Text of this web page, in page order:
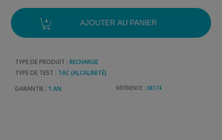
TYPE DE PRODUIT : RECHARGE
TYPE DE TEST : TAC (ALCALINITÉ)
GARANTIE : 1 AN RÉFÉRENCE : 08374